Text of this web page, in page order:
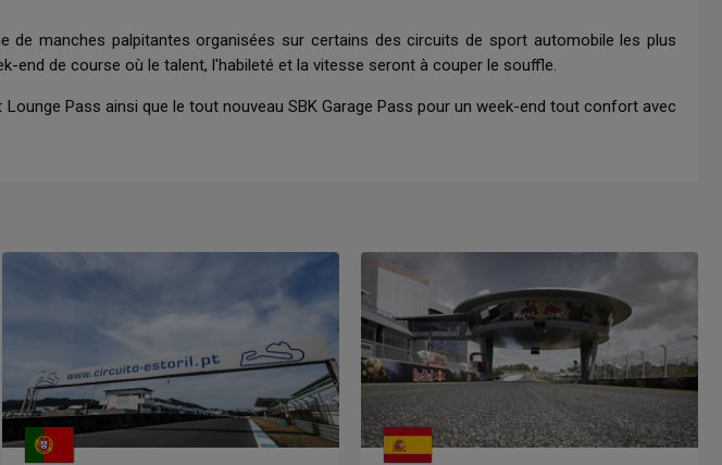
de manches palpitantes organisées sur certains des circuits de sport automobile les plus
end de course où le talent, l'habileté et la vitesse seront à couper le souffle.
Pass ainsi que le tout nouveau SBK Garage Pass pour un week-end tout confort avec